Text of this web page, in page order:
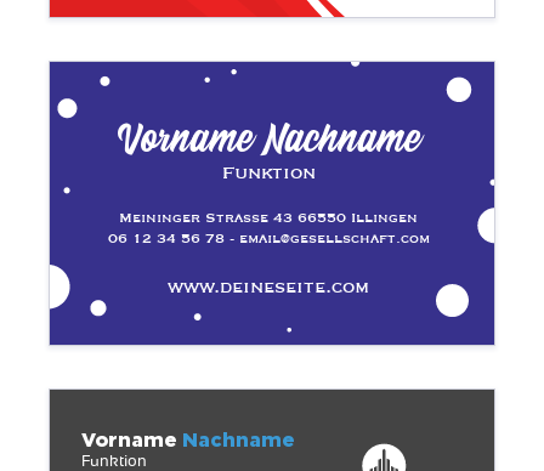
www.deineseite.com
Meininger Strasse 43 66550 Illingen
06 12 34 56 78 - email@gesellschaft.com
Vorname Nachname
Funktion
Funktion
Vorname Nachname